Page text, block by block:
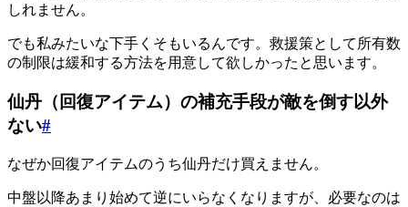
しれません。
でも私みたいな下手くそもいるんです。救援策として所有数
の制限は緩和する方法を用意して欲しかったと思います。
仙丹（回復アイテム）の補充手段が敵を倒す以外
ない#
なぜか回復アイテムのうち仙丹だけ買えません。
中盤以降あまり始めて逆にいらなくなりますが、必要なのは